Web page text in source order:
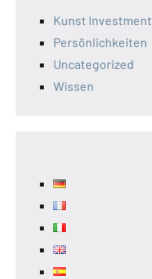
Kunst Investment
Persönlichkeiten
Uncategorized
Wissen